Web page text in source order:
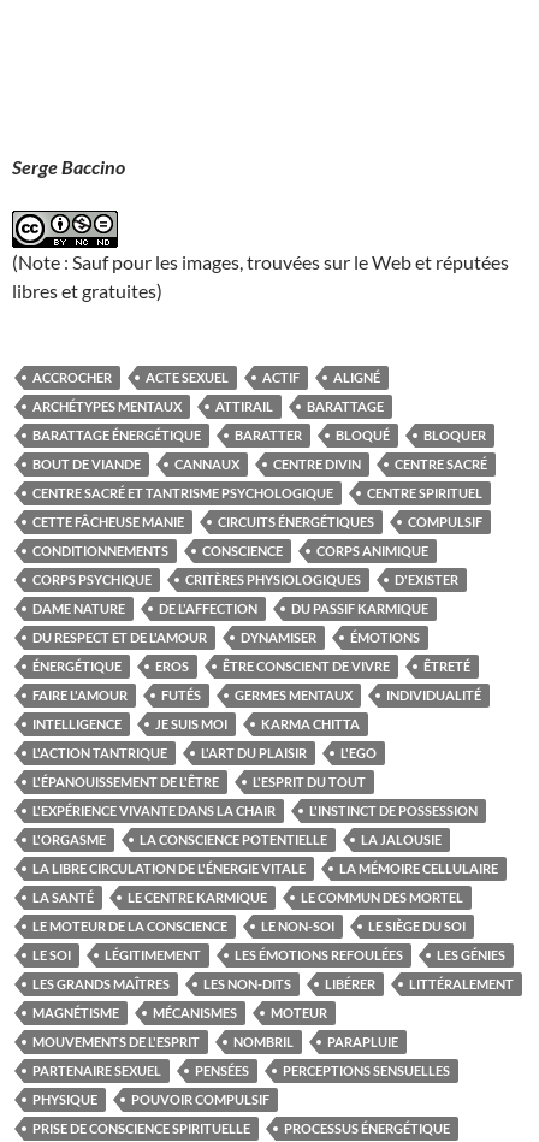
Serge Baccino
(Note : Sauf pour les images, trouvées sur le Web et réputées
libres et gratuites)
ACCROCHER ACTE SEXUEL ACTIF
ALIGNÉ
ARCHÉTYPES MENTAUX
ATTIRAIL
BARATTAGE
BARATTAGE ÉNERGÉTIQUE
BARATTER BLOQUÉ
BLOQUER
BOUT DE VIANDE
CANNAUX CENTRE DIVIN
CENTRE SACRÉ
CENTRE SACRÉ ET TANTRISME PSYCHOLOGIQUE
CENTRE SPIRITUEL
CETTE FÂCHEUSE MANIE
CIRCUITS ÉNERGÉTIQUES
COMPULSIF
CONDITIONNEMENTS
CONSCIENCE
CORPS ANIMIQUE
CORPS PSYCHIQUE
CRITÈRES PHYSIOLOGIQUES
D'EXISTER
DAME NATURE
DE L'AFFECTION
DU PASSIF KARMIQUE
DU RESPECT ET DE L'AMOUR
DYNAMISER
ÉMOTIONS
ÉNERGÉTIQUE
EROS ÊTRE CONSCIENT DE VIVRE
ÊTRETÉ
FAIRE L'AMOUR
FUTÉS GERMES MENTAUX
INDIVIDUALITÉ
INTELLIGENCE
JE SUIS MOI
KARMA CHITTA
L'ACTION TANTRIQUE
L'ART DU PLAISIR
L'EGO
L'ÉPANOUISSEMENT DE L'ÊTRE
L'ESPRIT DU TOUT
L'EXPÉRIENCE VIVANTE DANS LA CHAIR
L'INSTINCT DE POSSESSION
L'ORGASME
LA CONSCIENCE POTENTIELLE
LA JALOUSIE
LA LIBRE CIRCULATION DE L'ÉNERGIE VITALE
LA MÉMOIRE CELLULAIRE
LA SANTÉ
LE CENTRE KARMIQUE
LE COMMUN DES MORTEL
LE MOTEUR DE LA CONSCIENCE
LE NON-SOI
LE SIÈGE DU SOI
LE SOI
LÉGITIMEMENT LES ÉMOTIONS REFOULÉES
LES GÉNIES
LES GRANDS MAÎTRES
LES NON-DITS LIBÉRER
LITTÉRALEMENT
MAGNÉTISME
MÉCANISMES
MOTEUR
MOUVEMENTS DE L'ESPRIT
NOMBRIL
PARAPLUIE
PARTENAIRE SEXUEL
PENSÉES
PERCEPTIONS SENSUELLES
PHYSIQUE
POUVOIR COMPULSIF
PRISE DE CONSCIENCE SPIRITUELLE
PROCESSUS ÉNERGÉTIQUE